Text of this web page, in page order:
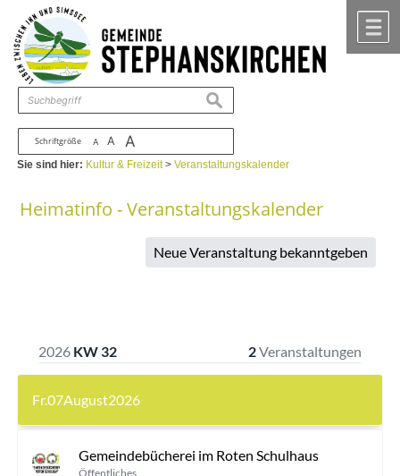
Zum Inhalt ,zur Navigation
Schriftgröße A A A
suchen
Sie sind hier: Kultur & Freizeit>Veranstaltungskalender
Heimatinfo - Veranstaltungskalender